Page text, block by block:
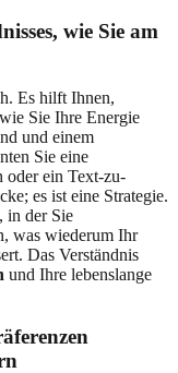
wie Sie am
Es hilft Ihnen,
Sie Ihre Energie
und einem
Sie eine
oder ein Text-zu-
es ist eine Strategie.
in der Sie
was wiederum Ihr
Das Verständnis
und Ihre lebenslange